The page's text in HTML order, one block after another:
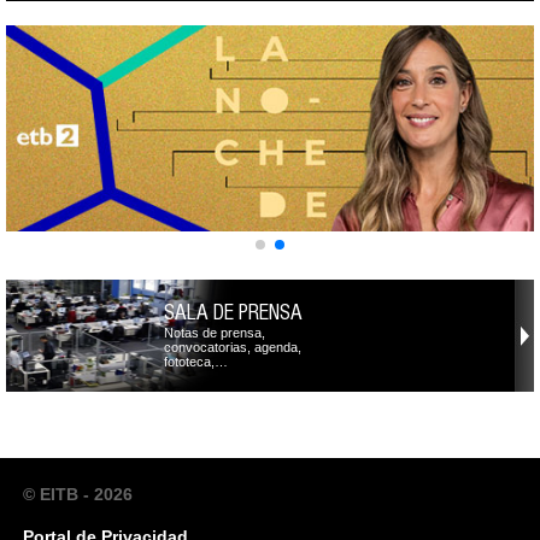
SALA DE PRENSA
Notas de prensa,
convocatorias, agenda,
fototeca,…
© EITB - 2026
Portal de Privacidad